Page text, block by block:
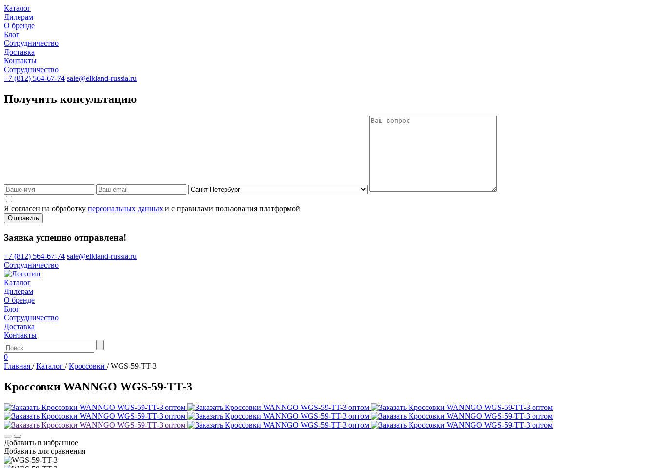
Каталог
Дилерам
О бренде
Блог
Сотрудничество
Доставка
Контакты
Сотрудничество
+7 (812) 564-67-74 sale@elkland-russia.ru
Получить консультацию
Я согласен на обработку персональных данных и с правилами пользования платформой
Отправить
Заявка успешно отправлена!
+7 (812) 564-67-74 sale@elkland-russia.ru
Сотрудничество
Каталог
Дилерам
О бренде
Блог
Сотрудничество
Доставка
Контакты
0
Главная / Каталог / Кроссовки / WGS-59-TT-3
Кроссовки WANNGO WGS‑59‑TT‑3
Добавить в избранное
Добавить для сравнения